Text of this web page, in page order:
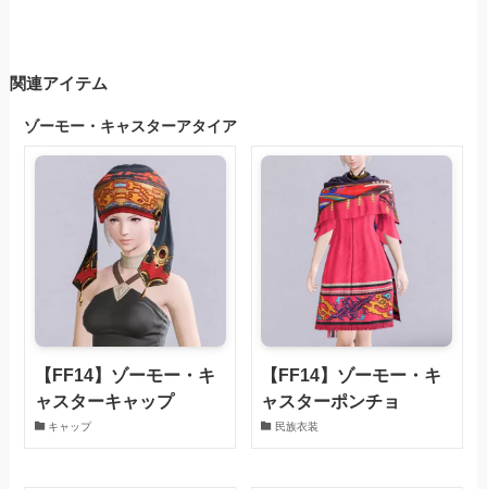
関連アイテム
ゾーモー・キャスターアタイア
【FF14】ゾーモー・キ
ャスターキャップ
キャップ
【FF14】ゾーモー・キ
ャスターポンチョ
民族衣装